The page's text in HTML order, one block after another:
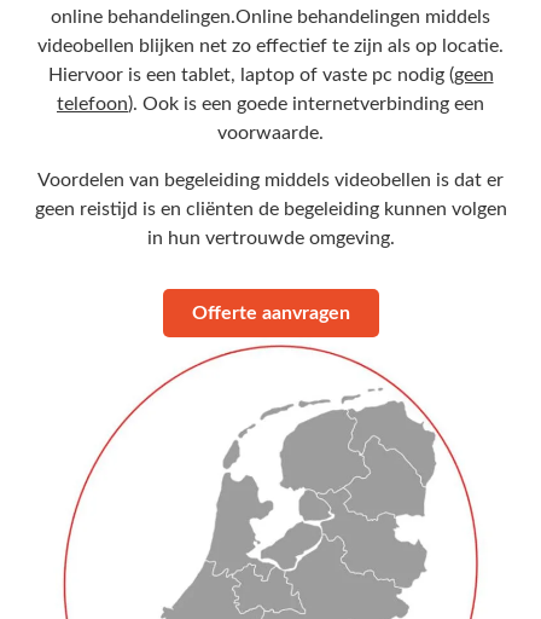
online behandelingen.Online behandelingen middels
videobellen blijken net zo effectief te zijn als op locatie.
Hiervoor is een tablet, laptop of vaste pc nodig (geen
telefoon). Ook is een goede internetverbinding een
voorwaarde.
Voordelen van begeleiding middels videobellen is dat er
geen reistijd is en cliënten de begeleiding kunnen volgen
in hun vertrouwde omgeving.
Offerte aanvragen